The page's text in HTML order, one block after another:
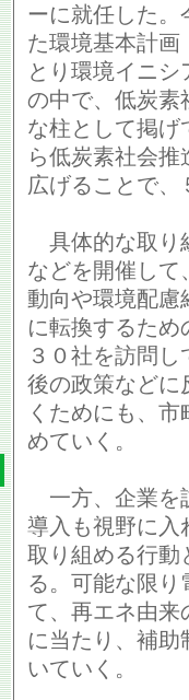
ーに就任した。
た環境基本計画
とり環境イニ
の中で、低炭素
な柱として掲げ
ら低炭素社会
広げることで
具体的な取り
などを開催して
動向や環境配慮
に転換するた
３０社を訪問
後の政策などに
くためにも、
めていく。
一方、企業を
導入も視野に入
取り組める行動
る。可能な限
て、再エネ由来
に当たり、補
いていく。